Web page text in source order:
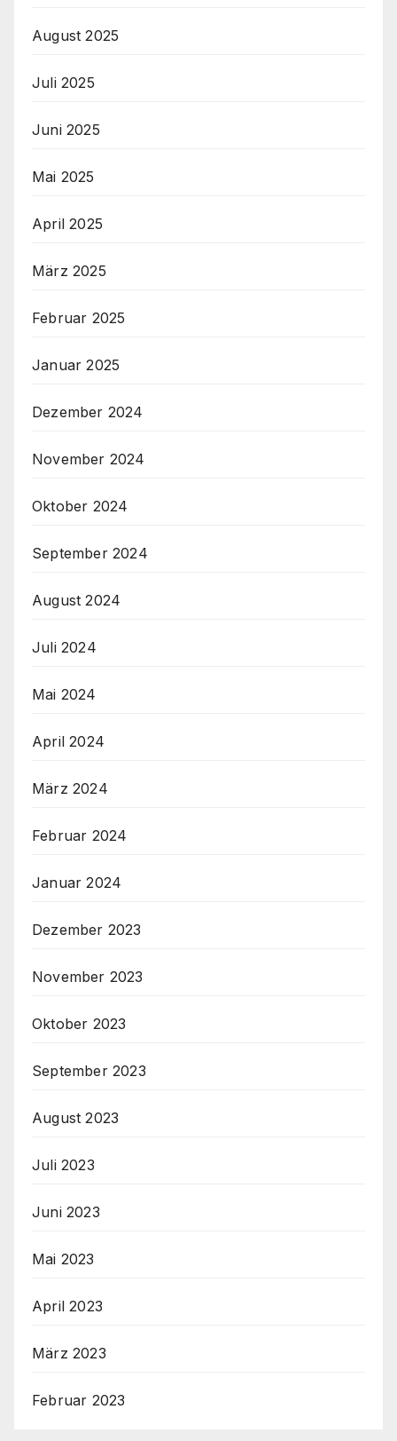
August 2025
Juli 2025
Juni 2025
Mai 2025
April 2025
März 2025
Februar 2025
Januar 2025
Dezember 2024
November 2024
Oktober 2024
September 2024
August 2024
Juli 2024
Mai 2024
April 2024
März 2024
Februar 2024
Januar 2024
Dezember 2023
November 2023
Oktober 2023
September 2023
August 2023
Juli 2023
Juni 2023
Mai 2023
April 2023
März 2023
Februar 2023